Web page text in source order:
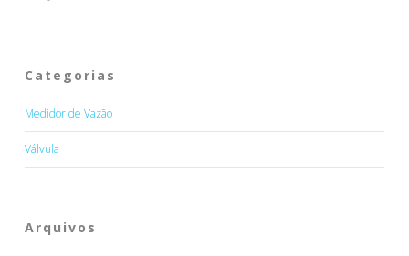
Categorias
Medidor de Vazão
Válvula
Arquivos